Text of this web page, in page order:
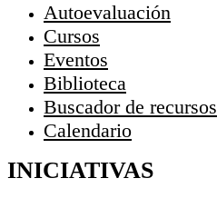
Autoevaluación
Cursos
Eventos
Biblioteca
Buscador de recursos
Calendario
INICIATIVAS